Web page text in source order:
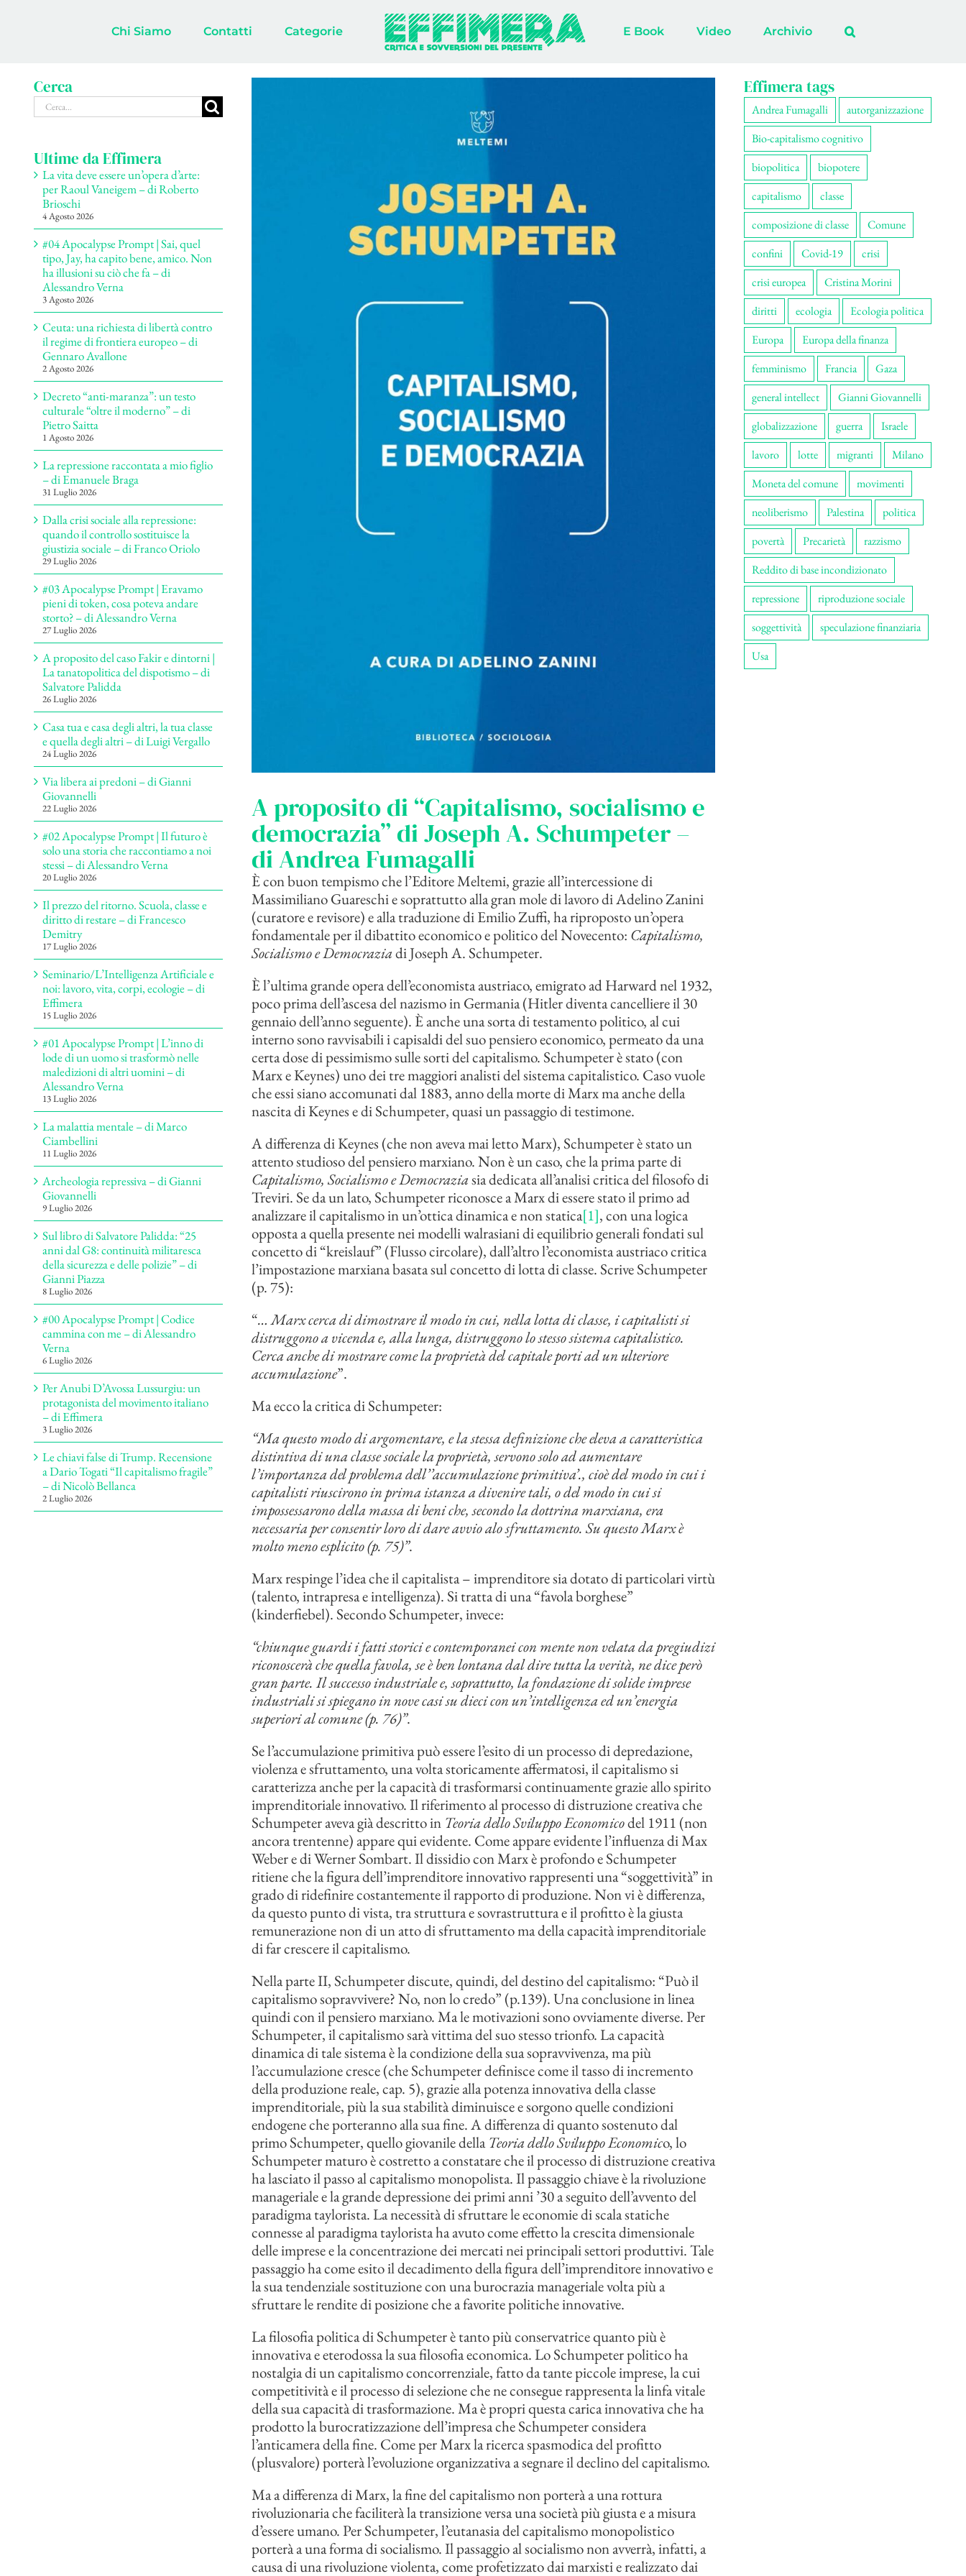
Chi Siamo Contatti Categorie E Book Video Archivio
A proposito di “Capitalismo, socialismo e
democrazia” di Joseph A. Schumpeter –
di Andrea Fumagalli
È con buon tempismo che l’Editore Meltemi, grazie all’intercessione di
Massimiliano Guareschi e soprattutto alla gran mole di lavoro di Adelino Zanini
(curatore e revisore) e alla traduzione di Emilio Zuffi, ha riproposto un’opera
fondamentale per il dibattito economico e politico del Novecento: Capitalismo,
Socialismo e Democraziadi Joseph A. Schumpeter.
È l’ultima grande opera dell’economista austriaco, emigrato ad Harward nel 1932,
poco prima dell’ascesa del nazismo in Germania (Hitler diventa cancelliere il 30
gennaio dell’anno seguente). È anche una sorta di testamento politico, al cui
interno sono ravvisabili i capisaldi del suo pensiero economico, permeato da una
certa dose di pessimismo sulle sorti del capitalismo. Schumpeter è stato (con
Marx e Keynes) uno dei tre maggiori analisti del sistema capitalistico. Caso vuole
che essi siano accomunati dal 1883, anno della morte di Marx ma anche della
nascita di Keynes e di Schumpeter, quasi un passaggio di testimone.
A differenza di Keynes (che non aveva mai letto Marx), Schumpeter è stato un
attento studioso del pensiero marxiano. Non è un caso, che la prima parte di
Capitalismo, Socialismo e Democraziasia dedicata all’analisi critica del filosofo di
Treviri. Se da un lato, Schumpeter riconosce a Marx di essere stato il primo ad
analizzare il capitalismo in un’ottica dinamica e non statica[1], con una logica
opposta a quella presente nei modelli walrasiani di equilibrio generali fondati sul
concetto di “kreislauf” (Flusso circolare), dall’altro l’economista austriaco critica
l’impostazione marxiana basata sul concetto di lotta di classe. Scrive Schumpeter
(p. 75):
“… Marx cerca di dimostrare il modo in cui, nella lotta di classe, i capitalisti si
distruggono a vicenda e, alla lunga, distruggono lo stesso sistema capitalistico.
Cerca anche di mostrare come la proprietà del capitale porti ad un ulteriore
accumulazione”.
Ma ecco la critica di Schumpeter:
“Ma questo modo di argomentare, e la stessa definizione che eleva a caratteristica
distintiva di una classe sociale la proprietà, servono solo ad aumentare
l’importanza del problema dell’’accumulazione primitiva’., cioè del modo in cui i
capitalisti riuscirono in prima istanza a divenire tali, o del modo in cui si
impossessarono della massa di beni che, secondo la dottrina marxiana, era
necessaria per consentir loro di dare avvio alo sfruttamento. Su questo Marx è
molto meno esplicito (p. 75)”.
Marx respinge l’idea che il capitalista – imprenditore sia dotato di particolari virtù
(talento, intrapresa e intelligenza). Si tratta di una “favola borghese”
(kinderfiebel). Secondo Schumpeter, invece:
“chiunque guardi i fatti storici e contemporanei con mente non velata da pregiudizi
riconoscerà che quella favola, se è ben lontana dal dire tutta la verità, ne dice però
gran parte. Il successo industriale e, soprattutto, la fondazione di solide imprese
industriali si spiegano in nove casi su dieci con un’intelligenza ed un’energia
superiori al comune (p. 76)”.
Se l’accumulazione primitiva può essere l’esito di un processo di depredazione,
violenza e sfruttamento, una volta storicamente affermatosi, il capitalismo si
caratterizza anche per la capacità di trasformarsi continuamente grazie allo spirito
imprenditoriale innovativo. Il riferimento al processo di distruzione creativa che
Schumpeter aveva già descritto in Teoria dello Sviluppo Economicodel 1911 (non
ancora trentenne) appare qui evidente. Come appare evidente l’influenza di Max
Weber e di Werner Sombart. Il dissidio con Marx è profondo e Schumpeter
ritiene che la figura dell’imprenditore innovativo rappresenti una “soggettività” in
grado di ridefinire costantemente il rapporto di produzione. Non vi è differenza,
da questo punto di vista, tra struttura e sovrastruttura e il profitto è la giusta
remunerazione non di un atto di sfruttamento ma della capacità imprenditoriale
di far crescere il capitalismo.
Nella parte II, Schumpeter discute, quindi, del destino del capitalismo: “Può il
capitalismo sopravvivere? No, non lo credo” (p.139). Una conclusione in linea
quindi con il pensiero marxiano. Ma le motivazioni sono ovviamente diverse. Per
Schumpeter, il capitalismo sarà vittima del suo stesso trionfo. La capacità
dinamica di tale sistema è la condizione della sua sopravvivenza, ma più
l’accumulazione cresce (che Schumpeter definisce come il tasso di incremento
della produzione reale, cap. 5), grazie alla potenza innovativa della classe
imprenditoriale, più la sua stabilità diminuisce e sorgono quelle condizioni
endogene che porteranno alla sua fine. A differenza di quanto sostenuto dal
primo Schumpeter, quello giovanile dellaTeoria dello Sviluppo Economico, lo
Schumpeter maturo è costretto a constatare che il processo di distruzione creativa
ha lasciato il passo al capitalismo monopolista. Il passaggio chiave è la rivoluzione
manageriale e la grande depressione dei primi anni ’30 a seguito dell’avvento del
paradigma taylorista. La necessità di sfruttare le economie di scala statiche
connesse al paradigma taylorista ha avuto come effetto la crescita dimensionale
delle imprese e la concentrazione dei mercati nei principali settori produttivi. Tale
passaggio ha come esito il decadimento della figura dell’imprenditore innovativo e
la sua tendenziale sostituzione con una burocrazia manageriale volta più a
sfruttare le rendite di posizione che a favorite politiche innovative.
La filosofia politica di Schumpeter è tanto più conservatrice quanto più è
innovativa e eterodossa la sua filosofia economica. Lo Schumpeter politico ha
nostalgia di un capitalismo concorrenziale, fatto da tante piccole imprese, la cui
competitività e il processo di selezione che ne consegue rappresenta la linfa vitale
della sua capacità di trasformazione. Ma è propri questa carica innovativa che ha
prodotto la burocratizzazione dell’impresa che Schumpeter considera
l’anticamera della fine. Come per Marx la ricerca spasmodica del profitto
(plusvalore) porterà l’evoluzione organizzativa a segnare il declino del capitalismo.
Ma a differenza di Marx, la fine del capitalismo non porterà a una rottura
rivoluzionaria che faciliterà la transizione versa una società più giusta e a misura
d’essere umano. Per Schumpeter, l’eutanasia del capitalismo monopolistico
porterà a una forma di socialismo. Il passaggio al socialismo non avverrà, infatti, a
causa di una rivoluzione violenta, come profetizzato dai marxisti e realizzato dai
Cerca
Cerca
per:
Ultime da Effimera
La vita deve essere un’opera d’arte:
per Raoul Vaneigem – di Roberto
Brioschi
4 Agosto 2026
#04 Apocalypse Prompt | Sai, quel
tipo, Jay, ha capito bene, amico. Non
ha illusioni su ciò che fa – di
Alessandro Verna
3 Agosto 2026
Ceuta: una richiesta di libertà contro
il regime di frontiera europeo – di
Gennaro Avallone
2 Agosto 2026
Decreto “anti-maranza”: un testo
culturale “oltre il moderno” – di
Pietro Saitta
1 Agosto 2026
La repressione raccontata a mio figlio
– di Emanuele Braga
31 Luglio 2026
Dalla crisi sociale alla repressione:
quando il controllo sostituisce la
giustizia sociale – di Franco Oriolo
29 Luglio 2026
#03 Apocalypse Prompt | Eravamo
pieni di token, cosa poteva andare
storto? – di Alessandro Verna
27 Luglio 2026
A proposito del caso Fakir e dintorni |
La tanatopolitica del dispotismo – di
Salvatore Palidda
26 Luglio 2026
Casa tua e casa degli altri, la tua classe
e quella degli altri – di Luigi Vergallo
24 Luglio 2026
Via libera ai predoni – di Gianni
Giovannelli
22 Luglio 2026
#02 Apocalypse Prompt | Il futuro è
solo una storia che raccontiamo a noi
stessi – di Alessandro Verna
20 Luglio 2026
Il prezzo del ritorno. Scuola, classe e
diritto di restare – di Francesco
Demitry
17 Luglio 2026
Seminario/L’Intelligenza Artificiale e
noi: lavoro, vita, corpi, ecologie – di
Effimera
15 Luglio 2026
#01 Apocalypse Prompt | L’inno di
lode di un uomo si trasformò nelle
maledizioni di altri uomini – di
Alessandro Verna
13 Luglio 2026
La malattia mentale – di Marco
Ciambellini
11 Luglio 2026
Archeologia repressiva – di Gianni
Giovannelli
9 Luglio 2026
Sul libro di Salvatore Palidda: “25
anni dal G8: continuità militaresca
della sicurezza e delle polizie” – di
Gianni Piazza
8 Luglio 2026
#00 Apocalypse Prompt | Codice
cammina con me – di Alessandro
Verna
6 Luglio 2026
Per Anubi D’Avossa Lussurgiu: un
protagonista del movimento italiano
– di Effimera
3 Luglio 2026
Le chiavi false di Trump. Recensione
a Dario Togati “Il capitalismo fragile”
– di Nicolò Bellanca
2 Luglio 2026
Effimera tags
Andrea Fumagalli
autorganizzazione
Bio-capitalismo cognitivo
biopolitica
biopotere
capitalismo
classe
composizione di classe
Comune
confini
Covid-19
crisi
crisi europea
Cristina Morini
diritti
ecologia
Ecologia politica
Europa
Europa della finanza
femminismo
Francia
Gaza
general intellect
Gianni Giovannelli
globalizzazione
guerra
Israele
lavoro
lotte migranti
Milano
Moneta del comune
movimenti
neoliberismo
Palestina
politica
povertà
Precarietà
razzismo
Reddito di base incondizionato
repressione
riproduzione sociale
soggettività
speculazione finanziaria
Usa